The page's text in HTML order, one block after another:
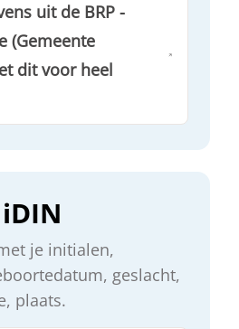
uit de BRP -
(Gemeente
dit voor heel
je initialen,
geslacht,
plaats.